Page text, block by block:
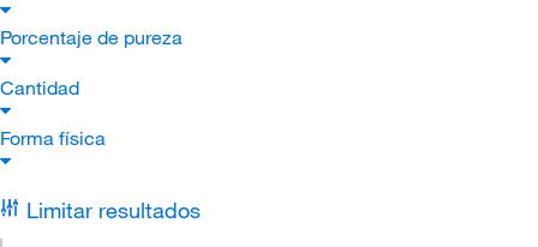
Porcentaje de pureza
Cantidad
Forma física
Limitar resultados